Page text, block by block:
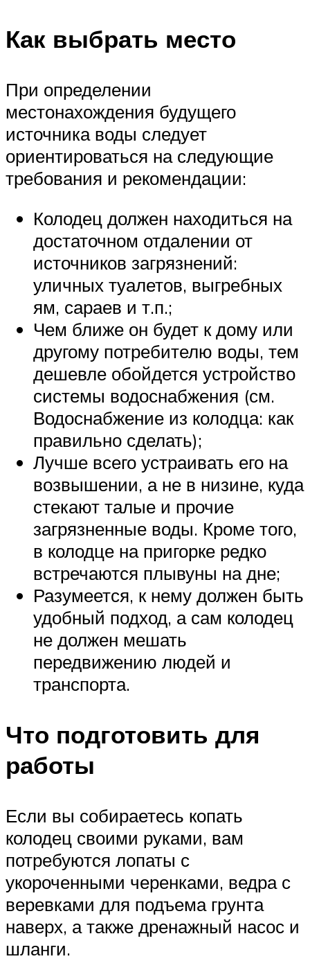
Как выбрать место
При определении
местонахождения будущего
источника воды следует
ориентироваться на следующие
требования и рекомендации:
Колодец должен находиться на
достаточном отдалении от
источников загрязнений:
уличных туалетов, выгребных
ям, сараев и т.п.;
Чем ближе он будет к дому или
другому потребителю воды, тем
дешевле обойдется устройство
системы водоснабжения (см.
Водоснабжение из колодца: как
правильно сделать);
Лучше всего устраивать его на
возвышении, а не в низине, куда
стекают талые и прочие
загрязненные воды. Кроме того,
в колодце на пригорке редко
встречаются плывуны на дне;
Разумеется, к нему должен быть
удобный подход, а сам колодец
не должен мешать
передвижению людей и
транспорта.
Что подготовить для
работы
Если вы собираетесь копать
колодец своими руками, вам
потребуются лопаты с
укороченными черенками, ведра с
веревками для подъема грунта
наверх, а также дренажный насос и
шланги.